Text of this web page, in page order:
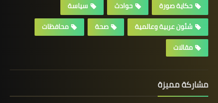
حكاية صورة
حوادث
سياسة
شئون عربية وعالمية
صحة
محافظات
مقالات
مشاركة مميزة